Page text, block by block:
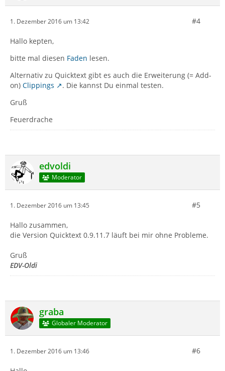
1. Dezember 2016 um 13:42 #4
Hallo kepten,
bitte mal diesen Faden lesen.
Alternativ zu Quicktext gibt es auch die Erweiterung (= Add-
on) Clippings
. Die kannst Du einmal testen.
Gruß
Feuerdrache
edvoldi
Moderator
1. Dezember 2016 um 13:45 #5
Hallo zusammen,
die Version Quicktext 0.9.11.7 läuft bei mir ohne Probleme.
Gruß
EDV-Oldi
graba
Globaler Moderator
1. Dezember 2016 um 13:46 #6